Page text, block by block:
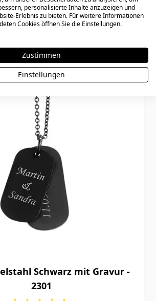
Price
Schwarz mit Gravur -
2301
personalisierte Inhalte anzuzeigen und
Erlebnis zu bieten. Für weitere Informationen
Cookies öffnen Sie die Einstellungen.
Zustimmen
Einstellungen